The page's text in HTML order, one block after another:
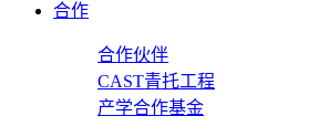
合作
合作伙伴
CAST青托工程
产学合作基金